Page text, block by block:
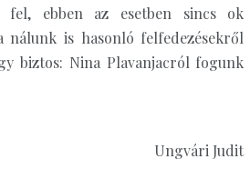
fel, ebben az esetben sincs ok
nálunk is hasonló felfedezésekről
biztos: Nina Plavanjacról fogunk
Ungvári Judit